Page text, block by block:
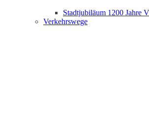
Stadtjubiläum 1200 Jahre
Verkehrswege